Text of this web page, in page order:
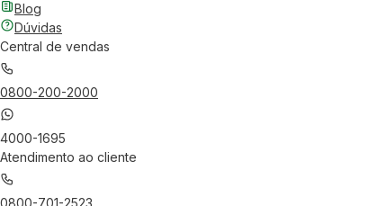
Blog
Dúvidas
Central de vendas
0800-200-2000
4000-1695
Atendimento ao cliente
0800-701-2523